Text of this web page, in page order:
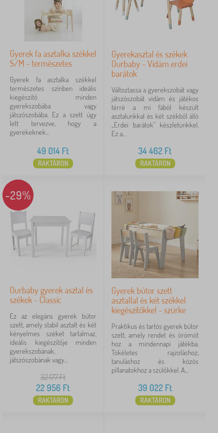
Gyerek fa asztalka székkel
S/M - természetes
Gyerek fa asztalka székkel
természetes színben ideális
kiegészítő minden
gyerekszobába vagy
játszószobába. Ez a szett úgy
lett tervezve, hogy a
gyerekeknek...
49 014 Ft
RAKTÁRON
Gyerekasztal és székek
Ourbaby - Vidám erdei
barátok
Változtassa a gyerekszobát vagy
játszószobát vidám és játékos
térré a mi fából készült
asztalunkkal és két székből álló
„Erdei barátok” készletünkkel.
Ez a...
34 462 Ft
RAKTÁRON
-29%
Ourbaby gyerek asztal és
székek - Classic
Ez az elegáns gyerek bútor
szett, amely stabil asztalt és két
kényelmes széket tartalmaz,
ideális kiegészítője minden
gyerekszobának,
játszószobának vagy...
32 177Ft
22 956 Ft
RAKTÁRON
Gyerek bútor szett
asztallal és két székkel
kiegészítőkkel - szürke
Praktikus és tartós gyerek bútor
szett, amely rendet és örömöt
hoz a mindennapi játékba.
Tökéletes rajzoláshoz,
tanuláshoz és közös
pillanatokhoz a szülőkkel. A...
39 022Ft
RAKTÁRON